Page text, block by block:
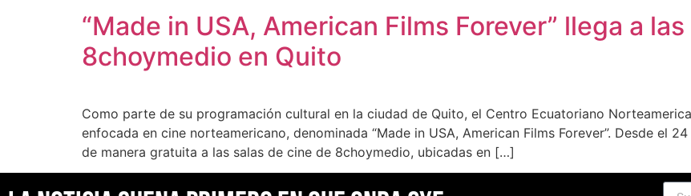
“Made in USA, American Films Forever” llega a
8choymedio en Quito
Como parte de su programación cultural en la ciudad de Quito, el Centro Ecuatoriano
enfocada en cine norteamericano, denominada “Made in USA, American Films Forever”. Desde el
de manera gratuita a las salas de cine de 8choymedio, ubicadas en […]